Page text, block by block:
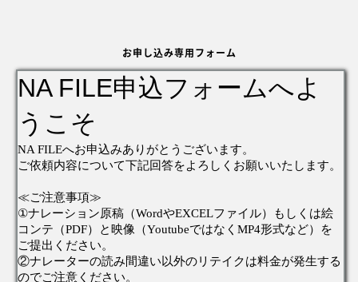
お申し込み専用フォーム